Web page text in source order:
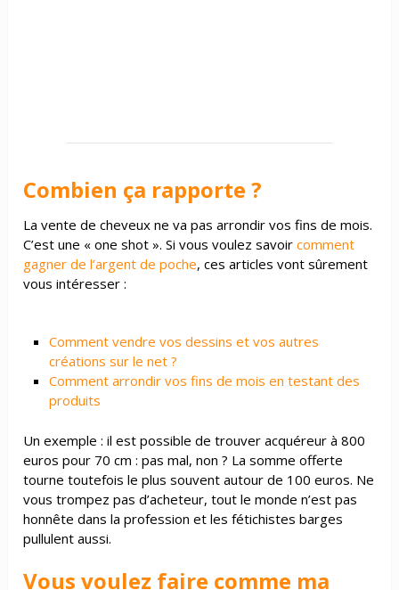
Combien ça rapporte ?
La vente de cheveux ne va pas arrondir vos fins de mois.
C’est une « one shot ». Si vous voulez savoircomment
gagner de l’argent de poche, ces articles vont sûrement
vous intéresser :
Comment vendre vos dessins et vos autres
créations sur le net ?
Comment arrondir vos fins de mois en testant des
produits
Un exemple : il est possible de trouver acquéreur à 800
euros pour 70 cm : pas mal, non ? La somme offerte
tourne toutefois le plus souvent autour de 100 euros. Ne
vous trompez pas d’acheteur, tout le monde n’est pas
honnête dans la profession et les fétichistes barges
pullulent aussi.
Vous voulez faire comme ma